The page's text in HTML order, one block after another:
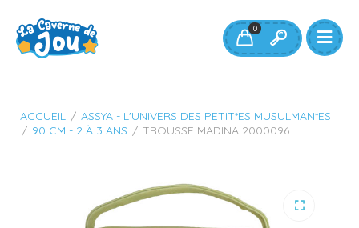
0
ACCUEIL / ASSYA - L'UNIVERS DES PETIT*ES MUSULMAN*ES
/ 90 CM - 2 À 3 ANS / TROUSSE MADINA 2000096